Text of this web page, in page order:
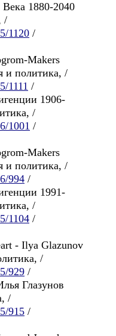
Века 1880-2040
/
1120 /
Makers
и политика, /
1111 /
1906-
/
1001 /
Makers
и политика, /
994 /
1991-
/
1104 /
- Ilya Glazunov
/
929 /
Глазунов
/
915 /